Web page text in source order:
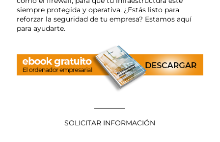
siempre protegida y operativa. ¿Estás listo para
reforzar la seguridad de tu empresa? Estamos aquí
para ayudarte.
————–
SOLICITAR INFORMACIÓN